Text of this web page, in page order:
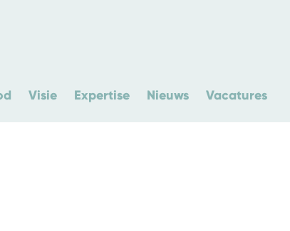
Visie Expertise Nieuws Vacatures